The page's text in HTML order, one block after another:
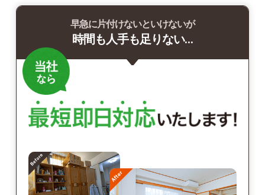
早急に片付けないといけないが
時間も人手も足りない…